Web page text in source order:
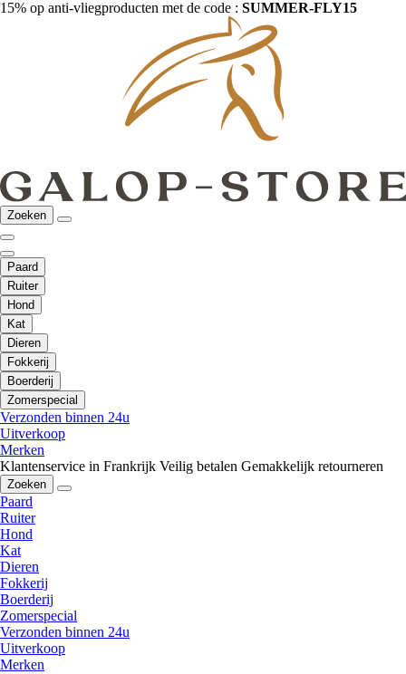
15% op anti-vliegproducten met de code : SUMMER-FLY15
Zoeken
Paard
Ruiter
Hond
Kat
Dieren
Fokkerij
Boerderij
Zomerspecial
Verzonden binnen 24u
Uitverkoop
Merken
Klantenservice in Frankrijk Veilig betalen Gemakkelijk retourneren
Zoeken
Paard
Ruiter
Hond
Kat
Dieren
Fokkerij
Boerderij
Zomerspecial
Verzonden binnen 24u
Uitverkoop
Merken